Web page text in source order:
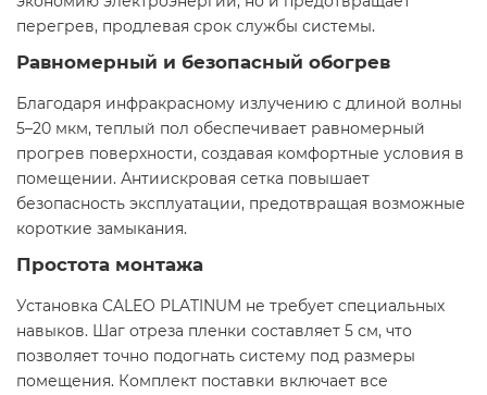
перегрев, продлевая срок службы системы.​
Равномерный и безопасный обогрев
Благодаря инфракрасному излучению с длиной волны
5–20 мкм, теплый пол обеспечивает равномерный
прогрев поверхности, создавая комфортные условия в
помещении. Антиискровая сетка повышает
безопасность эксплуатации, предотвращая возможные
короткие замыкания.​
Простота монтажа
Установка CALEO PLATINUM не требует специальных
навыков. Шаг отреза пленки составляет 5 см, что
позволяет точно подогнать систему под размеры
помещения. Комплект поставки включает все